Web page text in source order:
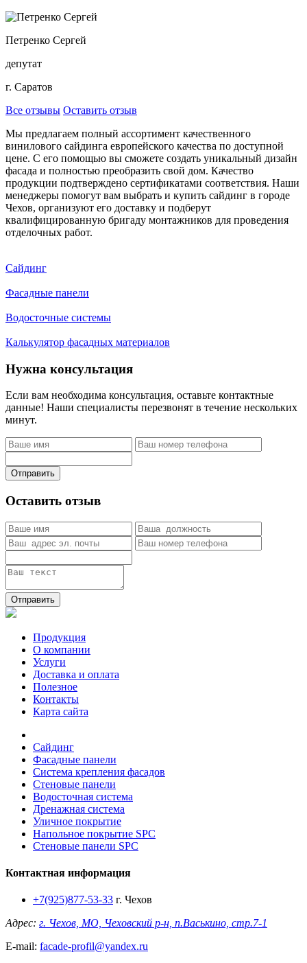
Петренко Сергей
депутат
г. Саратов
Все отзывы Оставить отзыв
Мы предлагаем полный ассортимент качественного
винилового сайдинга европейского качества по доступной
цене. С его помощью вы сможете создать уникальный дизайн
фасада и полностью преобразить свой дом. Качество
продукции подтверждено сертификатами соответствия. Наши
менеджеры помогут вам выбрать и купить сайдинг в городе
Чехов, организуют его доставку и подберут
квалифицированную бригаду монтажников для проведения
отделочных работ.
Сайдинг
Фасадные панели
Водосточные системы
Калькулятор фасадных материалов
Нужна консультация
Если вам необходима консультация, оставьте контактные
данные! Наши специалисты перезвонят в течение нескольких
минут.
Отправить
Оставить отзыв
Отправить
Продукция
О компании
Услуги
Доставка и оплата
Полезное
Контакты
Карта сайта
Сайдинг
Фасадные панели
Система крепления фасадов
Стеновые панели
Водосточная система
Дренажная система
Уличное покрытие
Напольное покрытие SPC
Стеновые панели SPC
Контактная информация
+7(925)877-53-33 г. Чехов
Адрес: г. Чехов, МО, Чеховский р-н, п.Васькино, стр.7-1
E-mail: facade-profil@yandex.ru